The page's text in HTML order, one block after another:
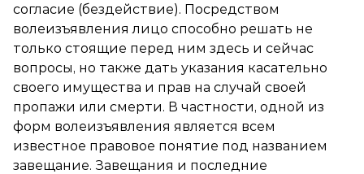
согласие (бездействие). Посредством
волеизъявления лицо способно решать не
только стоящие перед ним здесь и сейчас
вопросы, но также дать указания касательно
своего имущества и прав на случай своей
пропажи или смерти. В частности, одной из
форм волеизъявления является всем
известное правовое понятие под названием
завещание. Завещания и последние